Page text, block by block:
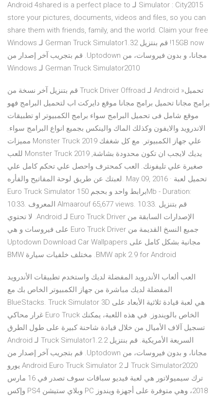
Simulator : City2015 لـ Android 4shared is a perfect place to
store your pictures, documents, videos and files, so you can
share them with friends, family, and the world. Claim your free
15GB now! ‫قم بنتزيل German Truck Simulator1.32 لـ Windows
مجانا، و بدون فيروسات، من Uptodown. قم بتجريب آخر إصدار من
German Truck Simulator2010 لـ Windows
قم بتنزيل آخر نسخة من Truck Driver Offroad لـ Android »تحميل
برامج مجانا تحميل برامج مجانا موقع دايركت اب لتحميل البرامج فهو
موقع شامل فى تحميل البرامج سواء برامج الكمبيوتر او تطبيقات
الاندرويد والايفون وكذلك الماك والينكس بجميع انواع البرامج سواء.
مميزات Monster Truck 2019 علي جهاز الكمبيوتر. مع كل شغفك
للعب Monster Truck 2019 ,يديك لايجب ان تكون محدودة بشاشة
صغيرة علي تليفونك. العب كمحترف واحصل علي تحكم كامل علي
لعبتك عن طريق لوحة المفاتيح والفأره. May 09, 2016 · تحميل لعبة
Euro Truck Simulator برابط واحد و بحجم 150Mb - Duration:
10:33. المعروف Almaarouf 65,677 views. 10:33. ‫قم بتنزيل
الإصدارات السابقة من Euro Truck Driver لـ Android. لا تحتوي
جميع النسخ القديمة من Euro Truck Driver على فيروسات و هي
مجانية بشكل كامل على Uptodown Download Car Wallpapers
BMW apk 2.9 for Android. مختلف خلفيات سيارة BMW
العب ألعاب الأندرويد المفضلة لديك واستخدم تطبيقات الأندرويد
المفضلة لديك مباشرة من جهاز الكمبيوتر الخاص بك مع
BlueStacks. Truck Simulator 3D هي لعبة قيادة ثلاثية الأبعاد على
غرار محاكي Euro Truck الخاص بالويندوز. في هذه اللعبة، يمكنك
تسجيل آلاف الأميال من خلال قيادة شاحنة كبيرة على طول الطرق
السريعة الأمريكية. ‫قم بنتزيل Truck Simulator1.2.2 لـ Android
مجانا، و بدون فيروسات، من Uptodown. قم بتجريب آخر إصدار من
Truck Simulator2020 لـ Android Euro Truck Simulator 2 يورو
ترك سيميولاتور هي لعبة فيديو سباقات سوف تصدر في 16 مارس
2018، وهي متوفرة على أجهزة ويندوز PC وبلاي ستيشن PS4 وإكس